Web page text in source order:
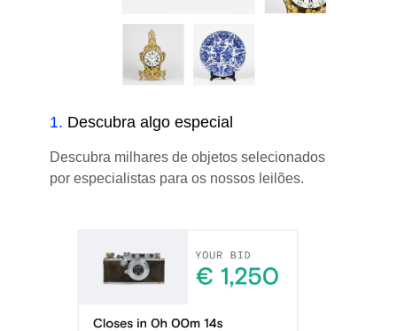
1. Descubra algo especial
Descubra milhares de objetos selecionados
por especialistas para os nossos leilões.